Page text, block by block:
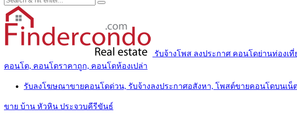
รับจ้างโพส ลงประกาศ คอนโดย่านท่องเ
คอนโด, คอนโดราคาถูก, คอนโดห้องเปล่า
รับลงโฆษณาขายคอนโดด่วน, รับจ้างลงประกาศอสังหา, โพสต์ขายคอนโดบนเน็
ขาย บ้าน หัวหิน ประจวบคีรีขันธ์